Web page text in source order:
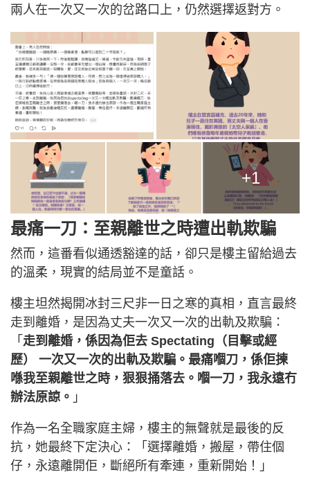
兩人在一次又一次的岔路口上，仍然選擇返對方。
+1
最痛一刀：至親離世之時遭出軌欺騙
然而，這番看似通透豁達的話，卻只是樓主留給過去
的溫柔，現實的結局並不是童話。
樓主坦然揭開冰封三尺非一日之寒的真相，直言最終
走到離婚，是因為丈夫一次又一次的出軌及欺騙：
「 走到離婚，係因為佢去 Spectating（目擊或經
歷） 一次又一次的出軌及欺騙。最痛嗰刀，係佢揀
喺我至親離世之時，狠狠捅落去。嗰一刀，我永遠冇
辦法原諒。 」
作為一名全職家庭主婦，樓主的無聲就是最後的反
抗，她最終下定決心：「選擇離婚，搬屋，帶住個
仔，永遠離開佢，斷絕所有牽連，重新開始！」